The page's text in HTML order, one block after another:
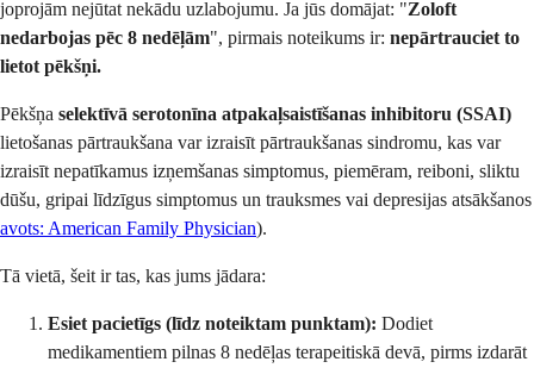
joprojām nejūtat nekādu uzlabojumu. Ja jūs domājat: "Zoloft
nedarbojas pēc 8 nedēļām", pirmais noteikums ir: nepārtrauciet to
lietot pēkšņi.
Pēkšņa selektīvā serotonīna atpakaļsaistīšanas inhibitoru (SSAI)
lietošanas pārtraukšana var izraisīt pārtraukšanas sindromu, kas var
izraisīt nepatīkamus izņemšanas simptomus, piemēram, reiboni, sliktu
dūšu, gripai līdzīgus simptomus un trauksmes vai depresijas atsākšanos
avots: American Family Physician).
Tā vietā, šeit ir tas, kas jums jādara:
Esiet pacietīgs (līdz noteiktam punktam): Dodiet
medikamentiem pilnas 8 nedēļas terapeitiskā devā, pirms izdarāt